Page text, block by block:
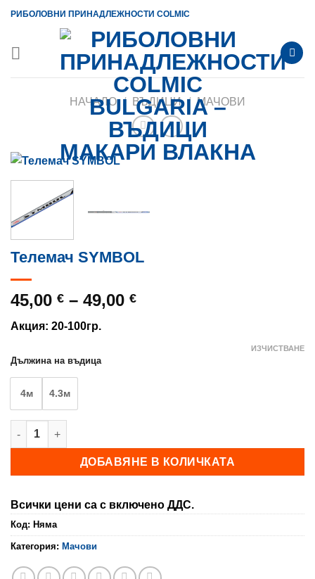
SkipРИБОЛОВНИ ПРИНАДЛЕЖНОСТИ COLMIC
НАЧАЛО / ВЪДИЦИ / МАЧОВИ
Телемач SYMBOL
45,00 € – 49,00 €Price
Акция: 20-100гр.
Дължина на въдица
4м 4.3м
ИЗЧИСТВАНЕ
количество за Телемач SYMBOL
ДОБАВЯНЕ В КОЛИЧКАТА
Всички цени са с включено ДДС.
Код: Няма
Категория: Мачови